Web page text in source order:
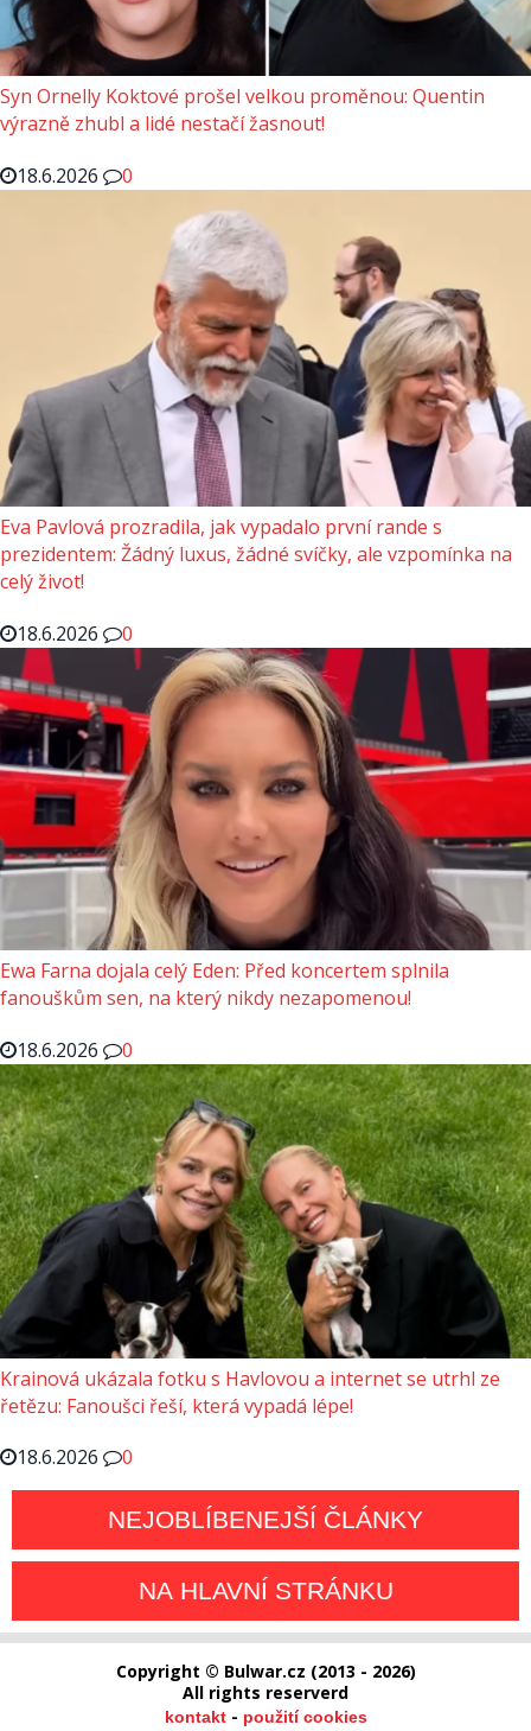
Syn Ornelly Koktové prošel velkou proměnou: Quentin
výrazně zhubl a lidé nestačí žasnout!
18.6.2026
0
Eva Pavlová prozradila, jak vypadalo první rande s
prezidentem: Žádný luxus, žádné svíčky, ale vzpomínka na
celý život!
18.6.2026
0
Ewa Farna dojala celý Eden: Před koncertem splnila
fanouškům sen, na který nikdy nezapomenou!
18.6.2026
0
Krainová ukázala fotku s Havlovou a internet se utrhl ze
řetězu: Fanoušci řeší, která vypadá lépe!
18.6.2026
0
NEJOBLÍBENEJŠÍ ČLÁNKY
NA HLAVNÍ STRÁNKU
Copyright © Bulwar.cz (2013 - 2026)
All rights reserverd
kontakt- použití cookies